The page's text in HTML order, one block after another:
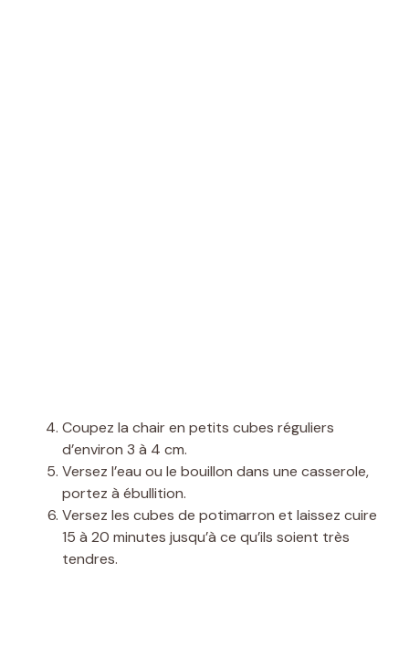
Coupez la chair en petits cubes réguliers
d’environ 3 à 4 cm.
Versez l’eau ou le bouillon dans une casserole,
portez à ébullition.
Versez les cubes de potimarron et laissez cuire
15 à 20 minutes jusqu’à ce qu’ils soient très
tendres.